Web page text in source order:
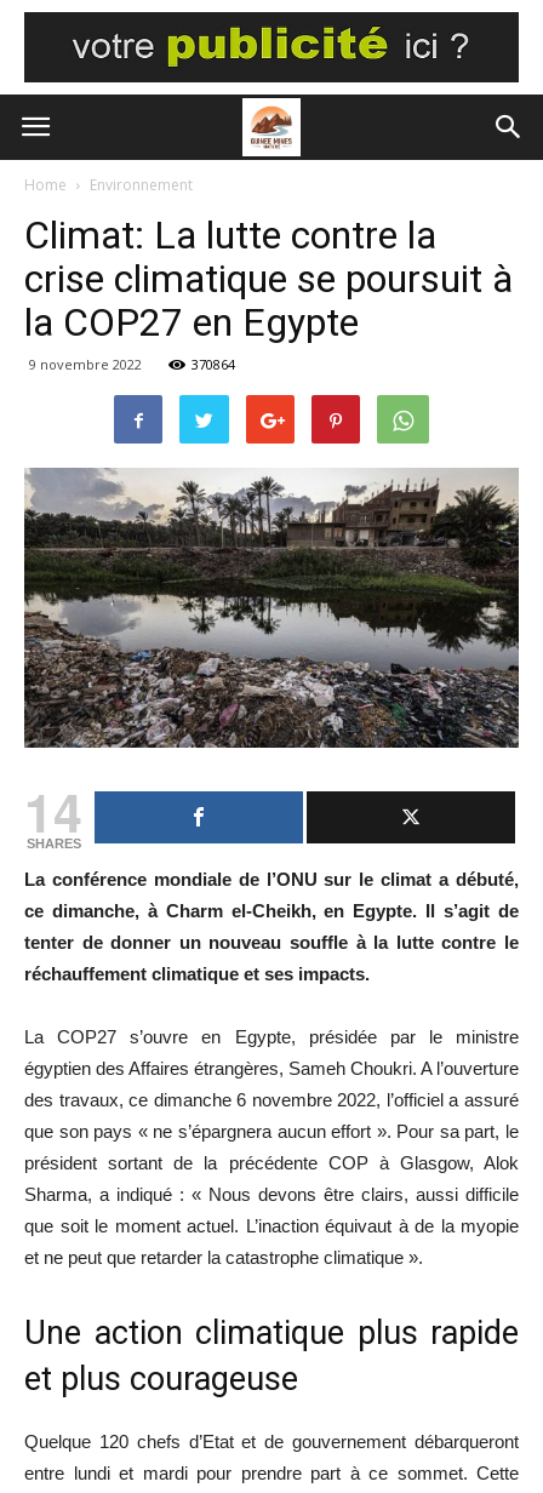
Home Environnement
Climat: La lutte contre la
crise climatique se poursuit à
la COP27 en Egypte
9 novembre 2022 370864
14
SHARES
La conférence mondiale de l’ONU sur le climat a débuté,
ce dimanche, à Charm el-Cheikh, en Egypte. Il s’agit de
tenter de donner un nouveau souffle à la lutte contre le
réchauffement climatique et ses impacts.
La COP27 s’ouvre en Egypte, présidée par le ministre
égyptien des Affaires étrangères, Sameh Choukri. A l’ouverture
des travaux, ce dimanche 6 novembre 2022, l’officiel a assuré
que son pays « ne s’épargnera aucun effort ». Pour sa part, le
président sortant de la précédente COP à Glasgow, Alok
Sharma, a indiqué : « Nous devons être clairs, aussi difficile
que soit le moment actuel. L’inaction équivaut à de la myopie
et ne peut que retarder la catastrophe climatique ».
Une action climatique plus rapide
et plus courageuse
Quelque 120 chefs d’Etat et de gouvernement débarqueront
entre lundi et mardi pour prendre part à ce sommet. Cette